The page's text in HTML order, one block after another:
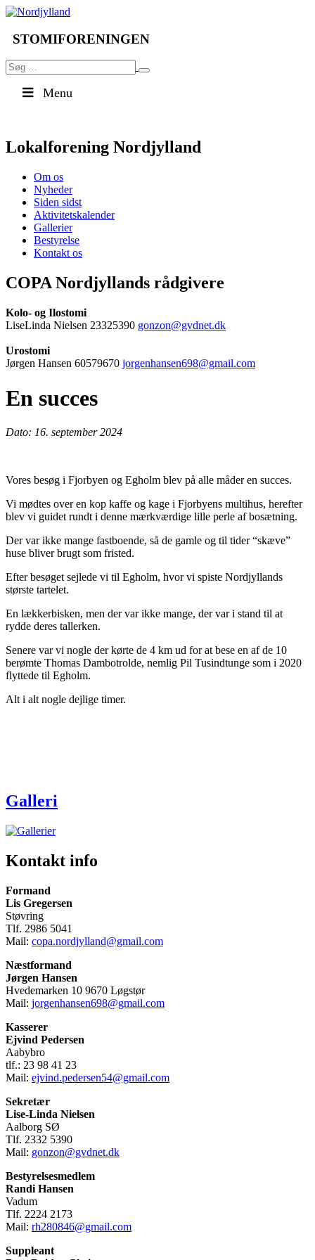
Videre
indhold
STOMIFORENINGEN
Søg
efter:
Søg
Menu
Lokalforening Nordjylland
Om os
Nyheder
Siden sidst
Aktivitetskalender
Gallerier
Bestyrelse
Kontakt os
COPA Nordjyllands rådgivere
Kolo- og Ilostomi
LiseLinda Nielsen 23325390 gonzon@gvdnet.dk
Urostomi
Jørgen Hansen 60579670 jorgenhansen698@gmail.com
En succes
Dato: 16. september 2024
Vores besøg i Fjorbyen og Egholm blev på alle måder en succes.
Vi mødtes over en kop kaffe og kage i Fjorbyens multihus, herefter
blev vi guidet rundt i denne mærkværdige lille perle af bosætning.
Der var ikke mange fastboende, så de gamle og til tider “skæve”
huse bliver brugt som fristed.
Efter besøget sejlede vi til Egholm, hvor vi spiste Nordjyllands
største tartelet.
En lækkerbisken, men der var ikke mange, der var i stand til at
rydde deres tallerken.
Senere var vi nogle der kørte de 4 km ud for at bese en af de 10
berømte Thomas Dambotrolde, nemlig Pil Tusindtunge som i 2020
flyttede til Egholm.
Alt i alt nogle dejlige timer.
Galleri
Kontakt info
Formand
Lis Gregersen
Støvring
Tlf. 2986 5041
Mail: copa.nordjylland@gmail.com
Næstformand
Jørgen Hansen
Hvedemarken 10 9670 Løgstør
Mail: jorgenhansen698@gmail.com
Kasserer
Ejvind Pedersen
Aabybro
tlf.: 23 98 41 23
Mail: ejvind.pedersen54@gmail.com
Sekretær
Lise-Linda Nielsen
Aalborg SØ
Tlf. 2332 5390
Mail: gonzon@gvdnet.dk
Bestyrelsesmedlem
Randi Hansen
Vadum
Tlf. 2224 2173
Mail: rh280846@gmail.com
Suppleant